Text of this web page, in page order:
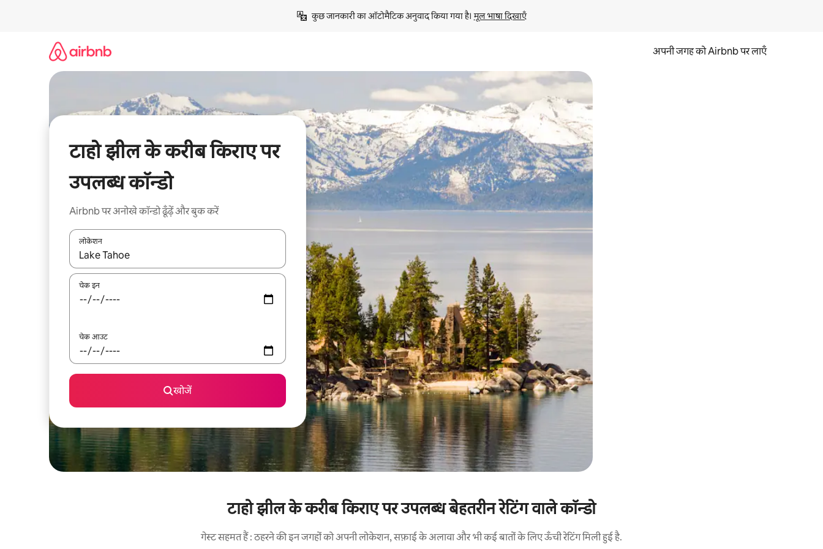
कुछ जानकारी का ऑटोमैटिक अनुवाद किया गया है। मूल भाषा दिखाएँ
अपनी जगह को Airbnb पर लाएँ
टाहो झील के करीब किराए पर
उपलब्ध कॉन्डो
Airbnb पर अनोखे कॉन्डो ढूँढ़ें और बुक करें
लोकेशन
नतीजों के उपलब्ध होने पर, अप और डाउन 'ऐरो की' का इस्तेमाल करके नेविगेट करें या टच या फिर स्वाइप जेस्चर का इस्तेमाल करके एक्सप्लोर करें।
चेक इन
चेक आउट
खोजें
टाहो झील के करीब किराए पर उपलब्ध बेहतरीन रेटिंग वाले कॉन्डो
गेस्ट सहमत हैं : ठहरने की इन जगहों को अपनी लोकेशन, सफ़ाई के अलावा और भी कई बातों के लिए ऊँची रेटिंग मिली हुई है.